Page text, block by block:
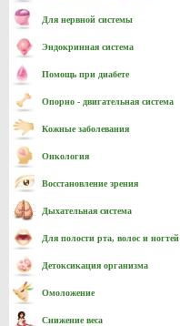
Для нервной системы
Эндокринная система
Помощь при диабете
Опорно - двигательная система
Кожные заболевания
Онкология
Восстановление зрения
Дыхательная система
Для полости рта, волос и ногтей
Детоксикация организма
Омоложение
Снижение веса